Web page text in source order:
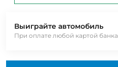
Выиграйте автомобиль
При оплате любой картой банка